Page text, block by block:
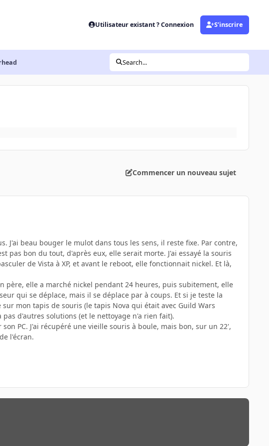
Utilisateur existant ? Connexion S’inscrire
Search...
Commencer un nouveau sujet
J'ai beau bouger le mulot dans tous les sens, il reste fixe. Par contre,
pas bon du tout, d'après eux, elle serait morte. J'ai essayé la souris
de Vista à XP, et avant le reboot, elle fonctionnait nickel. Et là,
père, elle a marché nickel pendant 24 heures, puis subitement, elle
qui se déplace, mais il se déplace par à coups. Et si je teste la
mon tapis de souris (le tapis Nova qui était avec Guild Wars
d'autres solutions (et le nettoyage n'a rien fait).
PC. J'ai récupéré une vieille souris à boule, mais bon, sur un 22',
l'écran.